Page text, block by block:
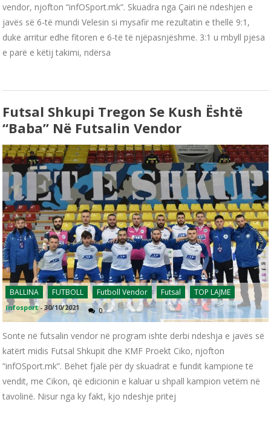
vendor, njofton “infOSport.mk”. Skuadra nga Çairi në ndeshjen e
javës së 6-të mundi Velesin si mysafir me rezultatin e thellë 9:1,
duke arritur edhe fitoren e 6-të të njëpasnjëshme. 3:1 u mbyll pjesa
e parë e këtij takimi, ndërsa
Futsal Shkupi Tregon Se Kush Është
“baba” Në Futsalin Vendor
BALLINA FUTBOLL Futboll Vendor Futsal TOP LAJME
infosport -30/10/2021 0
Sonte në futsalin vendor në program ishte derbi ndeshja e javës së
katërt midis Futsal Shkupit dhe KMF Proekt Ciko, njofton
“infOSport.mk”. Bëhet fjalë për dy skuadrat e fundit kampione të
vendit, me Cikon, që edicionin e kaluar u shpall kampion vetëm në
tavolinë. Nisur nga ky fakt, kjo ndeshje pritej